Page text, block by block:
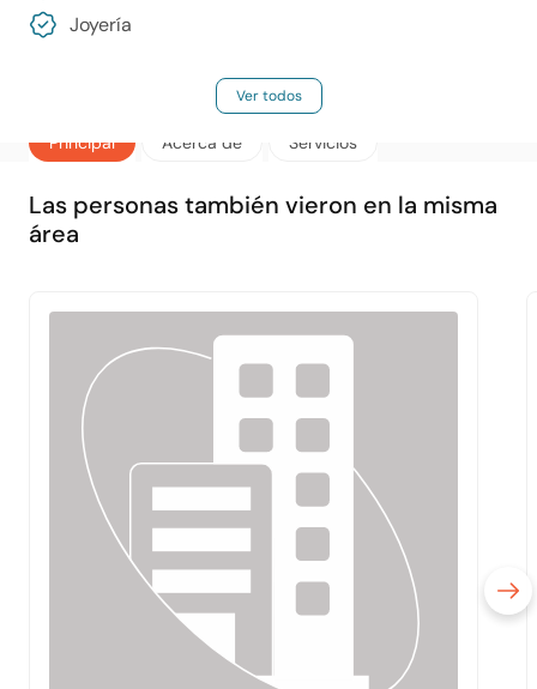
Principal Acerca de Servicios
Joyería
Ver todos
Las personas también vieron en la misma
área